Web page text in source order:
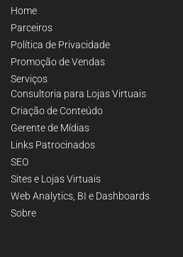
Home
Parceiros
Política de Privacidade
Promoção de Vendas
Serviços
Consultoria para Lojas Virtuais
Criação de Conteúdo
Gerente de Mídias
Links Patrocinados
SEO
Sites e Lojas Virtuais
Web Analytics, BI e Dashboards
Sobre